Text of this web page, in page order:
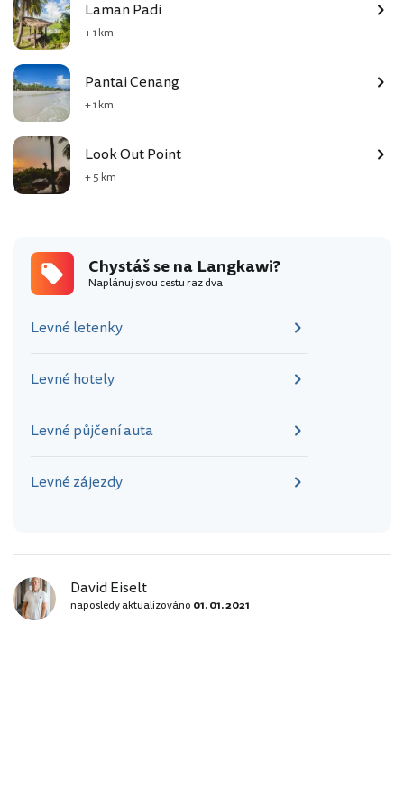
Laman Padi
+ 1 km
Pantai Cenang
+ 1 km
Look Out Point
+ 5 km
Chystáš se na Langkawi?
Naplánuj svou cestu raz dva
Levné letenky
Levné hotely
Levné půjčení auta
Levné zájezdy
David Eiselt
naposledy aktualizováno 01. 01. 2021